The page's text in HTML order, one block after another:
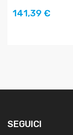
141,39 €AGGIUNGI AL
SEGUICI